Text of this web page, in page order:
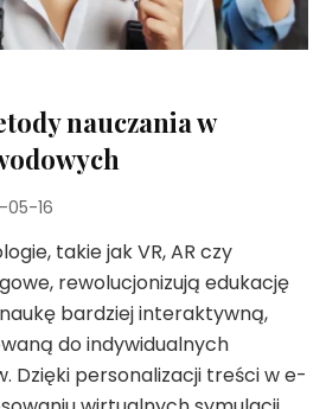
nauczania w
05-16
takie jak VR, AR czy
rewolucjonizują edukację
bardziej interaktywną,
do indywidualnych
Dzięki personalizacji treści w e-